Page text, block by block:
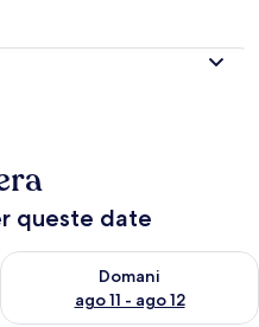
queste date
ago 10 - ago 11
Domani
ago 11 - ago 12
Verifica la disponibilità per